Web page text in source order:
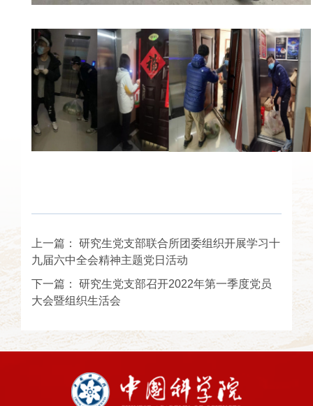
上一篇：
研究生党支部联合所团委组织开展学习十
九届六中全会精神主题党日活动
下一篇：
研究生党支部召开2022年第一季度党员
大会暨组织生活会